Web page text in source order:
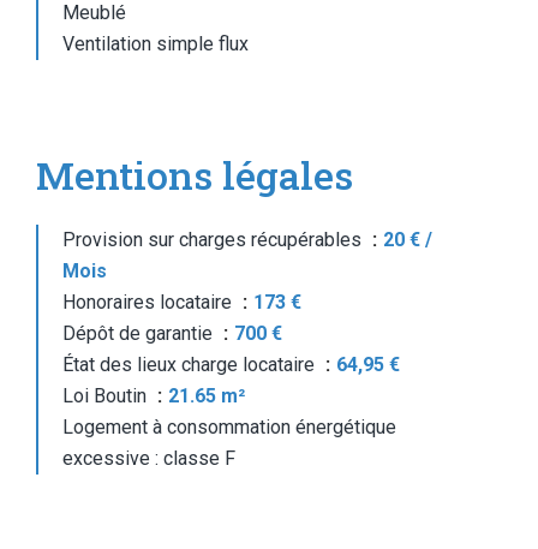
Meublé
Ventilation simple flux
Mentions légales
Provision sur charges récupérables
20 € /
Mois
Honoraires locataire
173 €
Dépôt de garantie
700 €
État des lieux charge locataire
64,95 €
Loi Boutin
21.65 m²
Logement à consommation énergétique
excessive : classe F